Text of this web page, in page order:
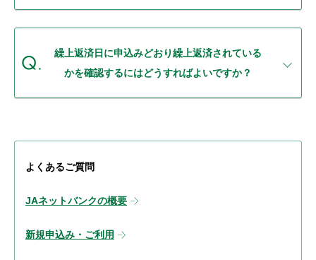
繰上返済日に申込みどおり繰上返済されている
かを確認するにはどうすればよいですか？
よくあるご質問
JAネットバンクの概要
新規申込み・ご利用